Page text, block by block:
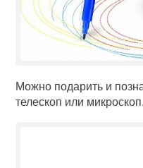
Можно подарить и
телескоп или микроскоп.